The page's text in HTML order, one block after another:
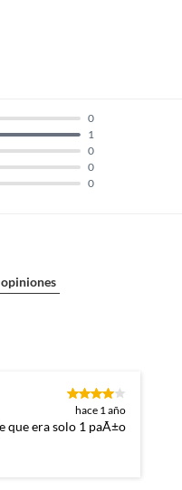
0
0
0
1
0
hace 1 año
que era solo 1 paÃ±o